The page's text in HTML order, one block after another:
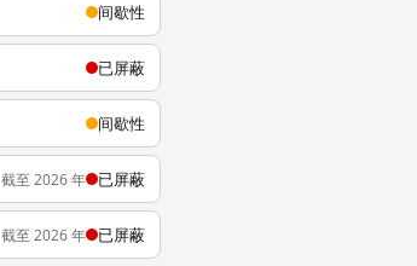
间歇性
已屏蔽
间歇性
截至 2026 年 已屏蔽
截至 2026 年 已屏蔽